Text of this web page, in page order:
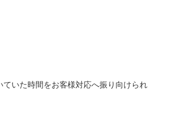
いた時間をお客様対応へ振り向けられ